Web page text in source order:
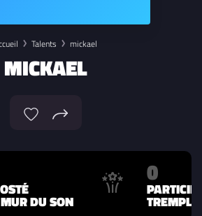
Talents mickael
MICKAEL
DU SON
0